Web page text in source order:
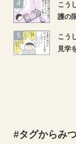
こう
護の
こう
見学
#タグからみ